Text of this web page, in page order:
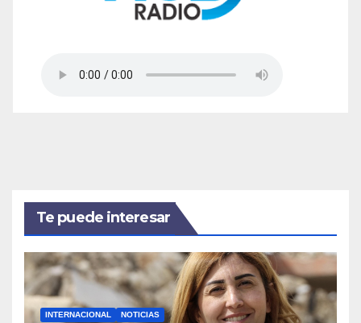
Te puede interesar
INTERNACIONAL NOTICIAS